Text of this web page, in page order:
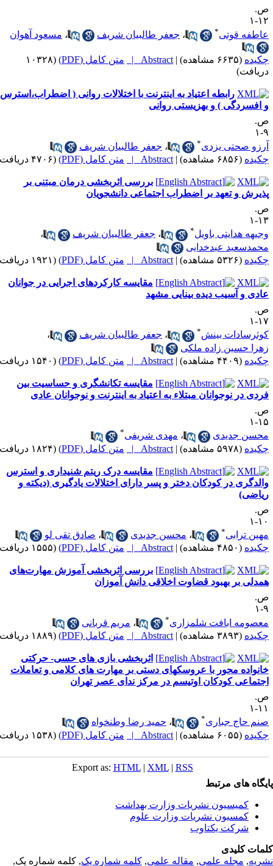
۱
قوتی
،جعفر طالبیان شریف ،مسعود آهوان
(۶۶۳۵ مشاهده) |
Abstract | متن کامل (PDF)
(۱۰۳۲۸
رابطه اعتیاد به اینترنت با اختلالات روانی ( اضطراب،استرس
افسردگی ) و بهزیستی روانی
صحتی یزدی
،جعفر طالبیان شریف
(۶۸۵۶ مشاهده) |
Abstract | متن کامل (PDF) (۴۷۰۶ دریافت)
بررسی اثربخشی درمان مبتنی بر
و تعهد بر اضطراب اجتماعی دانشجویان
۱
هدایتی باویل* ،جعفر طالبیان شریف
،
عبدخدایی
(۵۳۲۶ مشاهده) |
Abstract | متن کامل (PDF) (۱۹۲۱ دریافت)
مقایسه کارکردهای اجرایی در جوانان
و آسیب دیده بینایی مشهد
۱
بینش* ،جعفر طالبیان شریف
،
حسین زاده ملکی
(۴۴۰۹ مشاهده) |
Abstract | متن کامل (PDF) (۱۵۴۰ دریافت)
مقایسه تکانشگری و حساسیت بین
در نوجوانان مبتلاء به اعتیاد به اینترنت و نوجوانان عادی
۱
جدیدی
،مهدی شریفی
(۵۹۷۸ مشاهده) |
Abstract | متن کامل (PDF) (۱۸۲۴ دریافت)
مقایسه درک ریتم شنیداری و استرس
در کودکان دختر و پسر دارای اختلالات یادگیری (دیکته و
۱
ترابی
،محسن جدیدی ،صادق تقی لو
(۴۸۵۰ مشاهده) |
Abstract | متن کامل (PDF) (۱۵۵۵ دریافت)
بررسی اثربخشی آموزش مهارت‌های
بر بهبود قضاوت اخلاقی دانش آموزان
ابافت شلمزاری
،مریم قربانی
(۳۸۹۳ مشاهده) |
Abstract | متن کامل (PDF) (۱۸۸۹ دریافت)
اثربخشی بازی های حسی- حرکتی
خانواده محور با عروسک‎های دستی بر مهارت های کلامی و تعاملات
کودکان اوتیسم در مرکز ندای عصر تهران
۱
حاج جباری
،حمید رضا وطنخواه
(۶۰۵۵ مشاهده) |
Abstract | متن کامل (PDF) (۱۵۳۸ دریافت)
Export as:HTML |XML|RSS
های مرتبط
کمیسیون نشریات وزارت بهداشت
کمسیون نشریات وزارت علوم
شرکت یکتاوب
کلیدی
,مجله علمی, مقاله علمی, کلمه شماره یک, کلمه شماره یک,